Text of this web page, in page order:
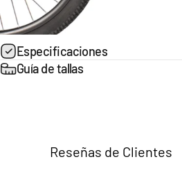
Especificaciones
Guía de tallas
Reseñas de Clientes